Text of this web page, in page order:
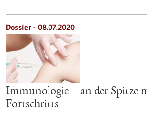
Dossier - 08.07.2020
Immunologie – an der Spitze
Fortschritts